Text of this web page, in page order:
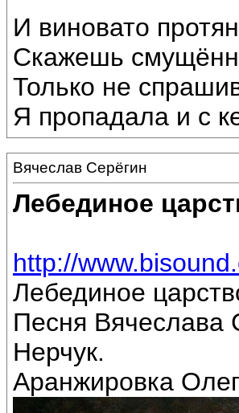
И виновато
Скажешь
Только не
Я пропадала и с
Вячеслав Серёгин
Лебединое
http://
Лебединое
Песня Вячеслава
Нерчук.
Аранжировка